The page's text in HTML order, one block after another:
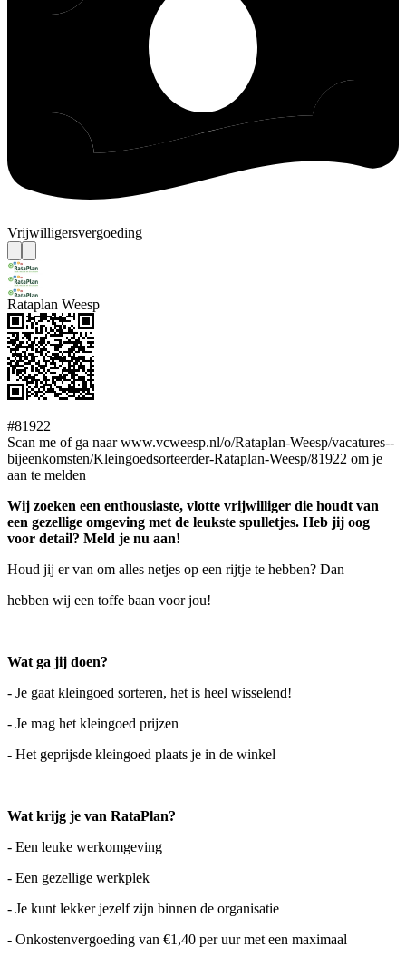
Vrijwilligersvergoeding
Rataplan Weesp
#81922
Scan me of ga naar www.vcweesp.nl/o/Rataplan-Weesp/vacatures--
bijeenkomsten/Kleingoedsorteerder-Rataplan-Weesp/81922 om je
aan te melden
Wij zoeken een enthousiaste, vlotte vrijwilliger die houdt van
een gezellige omgeving met de leukste spulletjes. Heb jij oog
voor detail? Meld je nu aan!
Houd jij er van om alles netjes op een rijtje te hebben? Dan
hebben wij een toffe baan voor jou!
Wat ga jij doen?
- Je gaat kleingoed sorteren, het is heel wisselend!
- Je mag het kleingoed prijzen
- Het geprijsde kleingoed plaats je in de winkel
Wat krijg je van RataPlan?
- Een leuke werkomgeving
- Een gezellige werkplek
- Je kunt lekker jezelf zijn binnen de organisatie
- Onkostenvergoeding van €1,40 per uur met een maximaal